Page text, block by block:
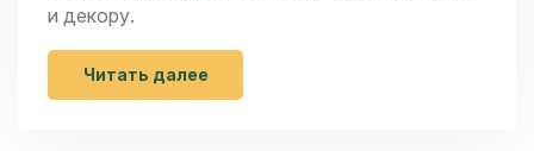
и декору.
Читать далее